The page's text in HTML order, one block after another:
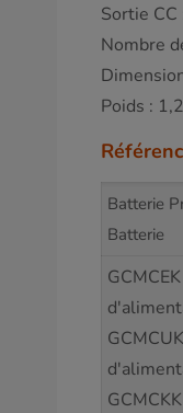
Sortie
Nombre
Poids :
Batterie
Batterie